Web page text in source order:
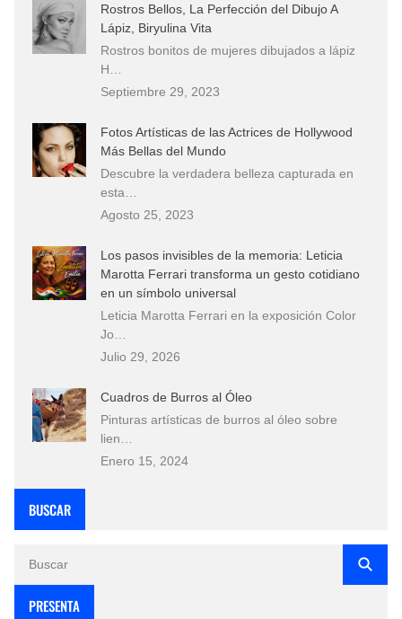
Rostros Bellos, La Perfección del Dibujo A
Lápiz, Biryulina Vita
Rostros bonitos de mujeres dibujados a lápiz
H…
Septiembre 29, 2023
Fotos Artísticas de las Actrices de Hollywood
Más Bellas del Mundo
Descubre la verdadera belleza capturada en
esta…
Agosto 25, 2023
Los pasos invisibles de la memoria: Leticia
Marotta Ferrari transforma un gesto cotidiano
en un símbolo universal
Leticia Marotta Ferrari en la exposición Color
Jo…
Julio 29, 2026
Cuadros de Burros al Óleo
Pinturas artísticas de burros al óleo sobre
lien…
Enero 15, 2024
BUSCAR
PRESENTA